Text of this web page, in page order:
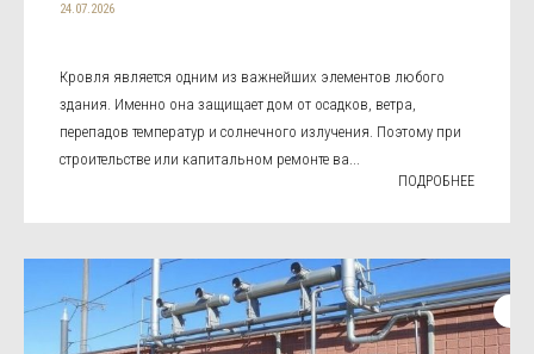
24.07.2026
Кровля является одним из важнейших элементов любого
здания. Именно она защищает дом от осадков, ветра,
перепадов температур и солнечного излучения. Поэтому при
строительстве или капитальном ремонте ва...
ПОДРОБНЕЕ